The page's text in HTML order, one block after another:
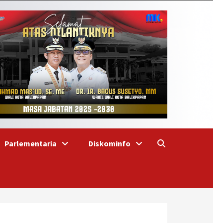
Parlementaria Diskominfo